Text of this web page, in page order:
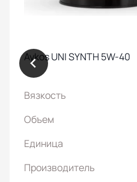
Aykos UNI SYNTH 5W-40
Вязкость
Объем
Единица
Производитель